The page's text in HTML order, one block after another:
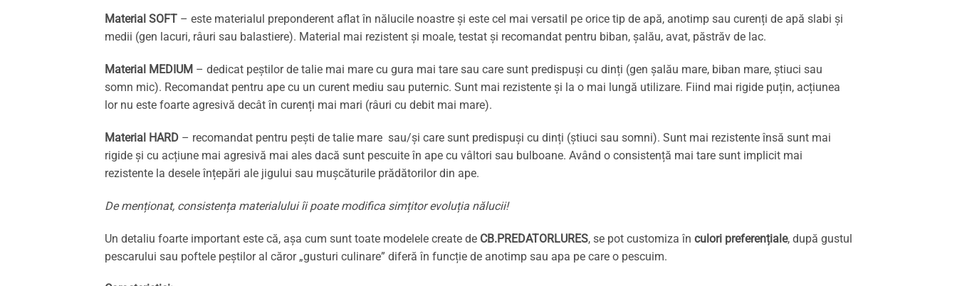
Material SOFT – este materialul preponderent aflat în nălucile noastre și este cel mai versatil pe orice tip de apă, anotimp sau curenți de apă slabi și
medii (gen lacuri, râuri sau balastiere). Material mai rezistent și moale, testat și recomandat pentru biban, șalău, avat, păstrăv de lac.
Material MEDIUM – dedicat peștilor de talie mai mare cu gura mai tare sau care sunt predispuși cu dinți (gen șalău mare, biban mare, știuci sau
somn mic). Recomandat pentru ape cu un curent mediu sau puternic. Sunt mai rezistente și la o mai lungă utilizare. Fiind mai rigide puțin, acțiunea
lor nu este foarte agresivă decât în curenți mai mari (râuri cu debit mai mare).
Material HARD – recomandat pentru pești de talie mare sau/și care sunt predispuși cu dinți (știuci sau somni). Sunt mai rezistente însă sunt mai
rigide și cu acțiune mai agresivă mai ales dacă sunt pescuite în ape cu vâltori sau bulboane. Având o consistență mai tare sunt implicit mai
rezistente la desele înțepări ale jigului sau mușcăturile prădătorilor din ape.
De menționat, consistența materialului îi poate modifica simțitor evoluția nălucii!
Un detaliu foarte important este că, așa cum sunt toate modelele create de CB.PREDATORLURES, se pot customiza în culori preferențiale, după gustul
pescarului sau poftele peștilor al căror „gusturi culinare” diferă în funcție de anotimp sau apa pe care o pescuim.